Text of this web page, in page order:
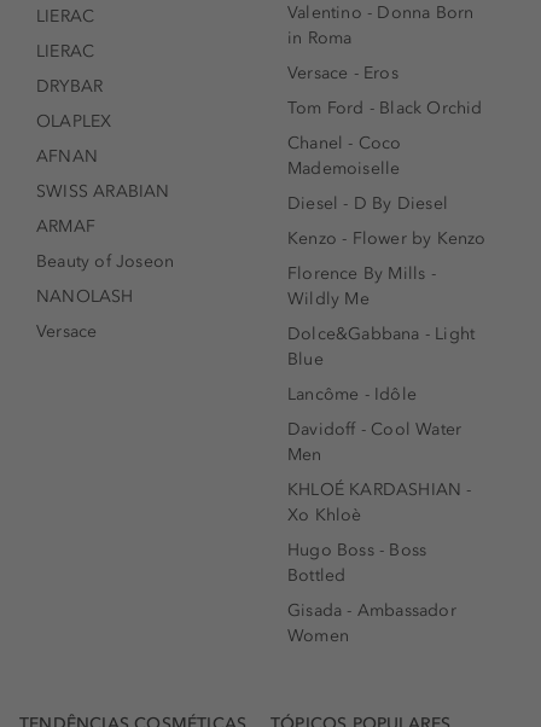
LIERAC
LIERAC
DRYBAR
OLAPLEX
AFNAN
SWISS ARABIAN
ARMAF
Beauty of Joseon
NANOLASH
Versace
Valentino - Donna Born
in Roma
Versace - Eros
Tom Ford - Black Orchid
Chanel - Coco
Mademoiselle
Diesel - D By Diesel
Kenzo - Flower by Kenzo
Florence By Mills -
Wildly Me
Dolce&Gabbana - Light
Blue
Lancôme - Idôle
Davidoff - Cool Water
Men
KHLOÉ KARDASHIAN -
Xo Khloè
Hugo Boss - Boss
Bottled
Gisada - Ambassador
Women